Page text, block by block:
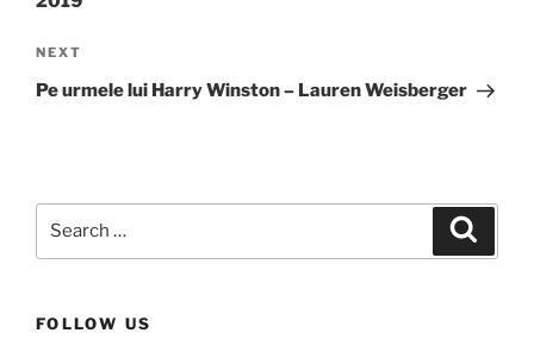
Next
Post
NEXT
Pe urmele lui Harry Winston – Lauren Weisberger
FOLLOW US